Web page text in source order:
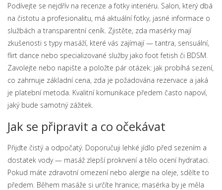
Podívejte se nejdřív na recenze a fotky interiéru. Salon, který dbá
na čistotu a profesionalitu, má aktuální fotky, jasné informace o
službách a transparentní ceník. Zjistěte, zda masérky mají
zkušenosti s typy masáží, které vás zajímají — tantra, sensuální,
flirt dance nebo specializované služby jako foot fetish či BDSM.
Zavolejte nebo napište a položte pár otázek: jak probíhá sezení,
co zahrnuje základní cena, zda je požadována rezervace a jaká
je platební metoda. Kvalitní komunikace předem často napoví,
jaký bude samotný zážitek.
Jak se připravit a co očekávat
Přijďte čistý a odpočatý. Doporučuji lehké jídlo před sezením a
dostatek vody — masáž zlepší prokrvení a tělo ocení hydrataci.
Pokud máte zdravotní omezení nebo alergie na oleje, sdělte to
předem. Během masáže si určíte hranice; masérka by je měla